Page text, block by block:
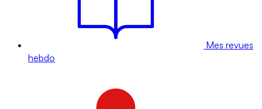
Mes revues
hebdo